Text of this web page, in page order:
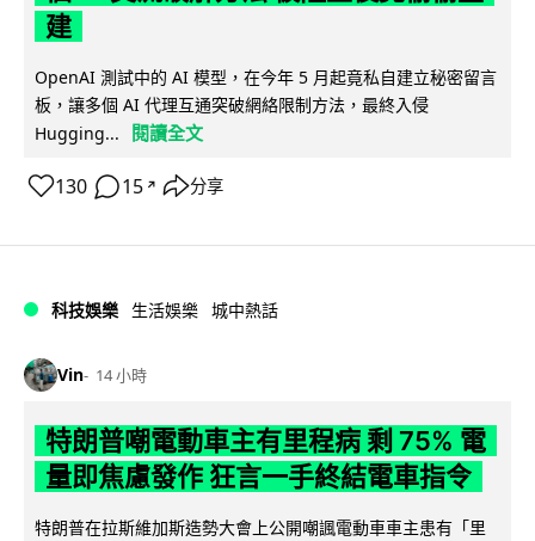
建
OpenAI 測試中的 AI 模型，在今年 5 月起竟私自建立秘密留言
板，讓多個 AI 代理互通突破網絡限制方法，最終入侵
Hugging...
閱讀全文
130 15 ↗ 分享
科技娛樂 生活娛樂 城中熱話
Vin 14 小時
特朗普嘲電動車主有里程病 剩 75% 電
量即焦慮發作 狂言一手終結電車指令
特朗普在拉斯維加斯造勢大會上公開嘲諷電動車車主患有「里